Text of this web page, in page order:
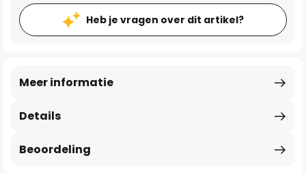
Heb je vragen over dit artikel?
Details
Meer informatie
Beoordeling